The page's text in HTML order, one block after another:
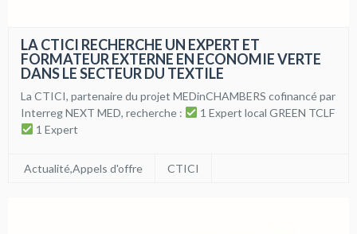
LA CTICI RECHERCHE UN EXPERT ET
FORMATEUR EXTERNE EN ECONOMIE VERTE
DANS LE SECTEUR DU TEXTILE
La CTICI, partenaire du projet MEDinCHAMBERS cofinancé par
Interreg NEXT MED, recherche :
1 Expert local GREEN TCLF
1 Expert
Actualité,Appels d'offre CTICI